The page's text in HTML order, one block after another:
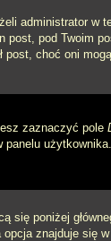
administrator w
pod Twoim
choć oni
zaznaczyć pole
się poniżej
znajduje